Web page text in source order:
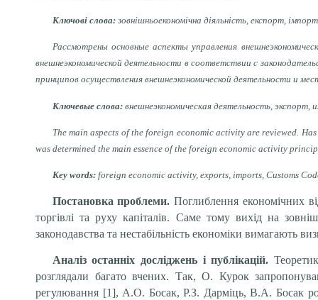
Ключові слова:зовнішньоекономічна діяльність, експорт,
Рассмотрены основные аспекты управления
внешнеэкономической деятельности в соответствии с
принципов осуществления внешнеэкономической деятельности и
Ключевые слова:внешнеэкономическая деятельность,
The main aspects of the foreign economic activity are reviewed.
was determined the main essence of the foreign economic activity
Key words:foreign economic activity, exports, imports, Customs
Постановка проблеми. Поглиблення економічних
торгівлі та руху капіталів. Саме тому вихід на
законодавства та нестабільність економіки вимагають
Аналіз останніх досліджень і публікацій.
розглядали багато вчених. Так, О. Курок
регулювання [1], А.О. Босак, Р.З. Дарміць, В.А. Босак